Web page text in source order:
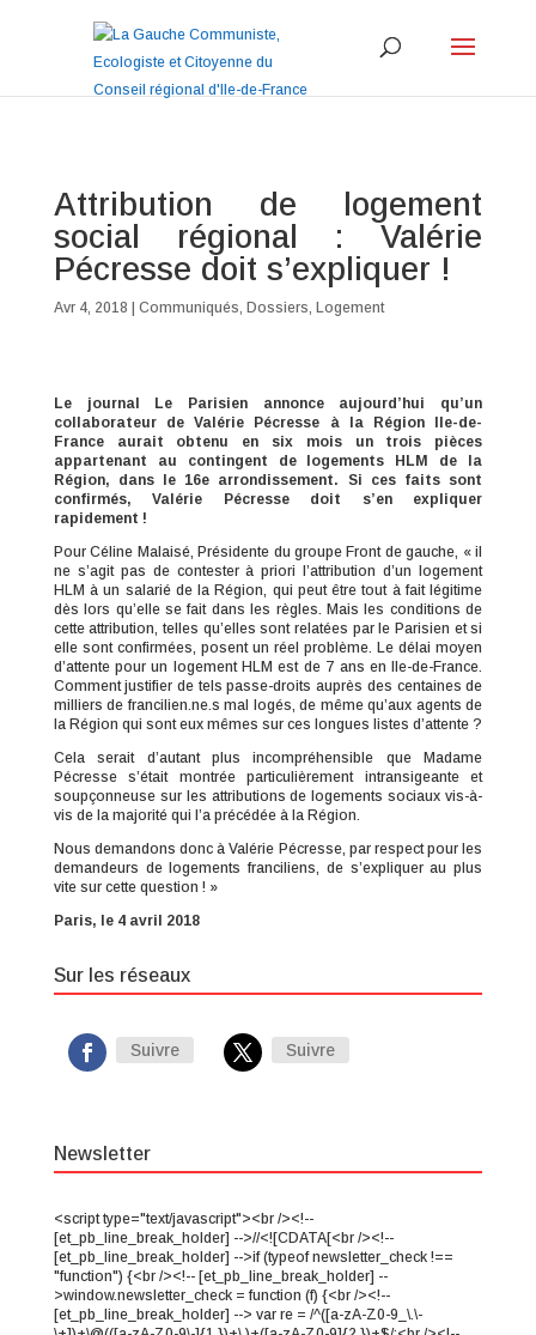
Attribution de logement
social régional : Valérie
Pécresse doit s’expliquer !
Avr 4, 2018 Communiqués, Dossiers, Logement
Le journal Le Parisien annonce aujourd’hui qu’un
collaborateur de Valérie Pécresse à la Région Ile-de-
France aurait obtenu en six mois un trois pièces
appartenant au contingent de logements HLM de la
Région, dans le 16e arrondissement. Si ces faits sont
confirmés, Valérie Pécresse doit s’en expliquer
rapidement !
Pour Céline Malaisé, Présidente du groupe Front de gauche, « il
ne s’agit pas de contester à priori l’attribution d’un logement
HLM à un salarié de la Région, qui peut être tout à fait légitime
dès lors qu’elle se fait dans les règles. Mais les conditions de
cette attribution, telles qu’elles sont relatées par le Parisien et si
elle sont confirmées, posent un réel problème. Le délai moyen
d’attente pour un logement HLM est de 7 ans en Ile-de-France.
Comment justifier de tels passe-droits auprès des centaines de
milliers de francilien.ne.s mal logés, de même qu’aux agents de
la Région qui sont eux mêmes sur ces longues listes d’attente ?
Cela serait d’autant plus incompréhensible que Madame
Pécresse s’était montrée particulièrement intransigeante et
soupçonneuse sur les attributions de logements sociaux vis-à-
vis de la majorité qui l’a précédée à la Région.
Nous demandons donc à Valérie Pécresse, par respect pour les
demandeurs de logements franciliens, de s’expliquer au plus
vite sur cette question ! »
Paris, le 4 avril 2018
Sur les réseaux
Suivre Suivre
Newsletter
<script type="text/javascript"><br /><!--
[et_pb_line_break_holder] -->//<![CDATA[<br /><!--
[et_pb_line_break_holder] -->if (typeof newsletter_check !==
"function") {<br /><!-- [et_pb_line_break_holder] --
>window.newsletter_check = function (f) {<br /><!--
[et_pb_line_break_holder] --> var re = /^([a-zA-Z0-9_\.\-